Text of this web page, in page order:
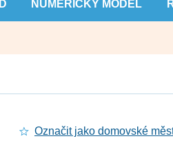
NUMERICKÝ MODEL
Označit jako domovské